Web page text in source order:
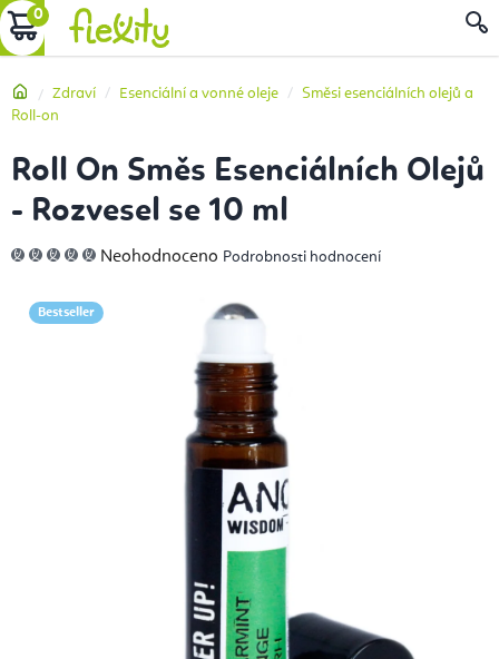
Přejít
na
NÁKUPNÍ
DomůZdraví Esenciální a vonné oleje
Směsi esenciálních olejů a
Roll-on
Roll On Směs Esenciálních Olejů
- Rozvesel se 10 ml
Průměrné
hodnocení
0,0
z
Neohodnoceno Podrobnosti hodnocení
Bestseller